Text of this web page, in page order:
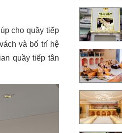
cho quầy tiếp
và bố trí hệ
quầy tiếp tân